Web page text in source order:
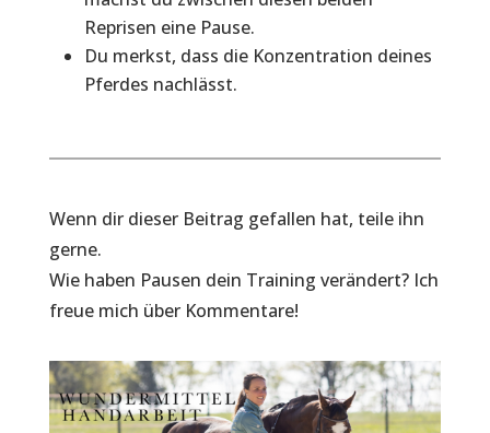
Reprisen eine Pause.
Du merkst, dass die Konzentration deines
Pferdes nachlässt.
Wenn dir dieser Beitrag gefallen hat, teile ihn
gerne.
Wie haben Pausen dein Training verändert? Ich
freue mich über Kommentare!